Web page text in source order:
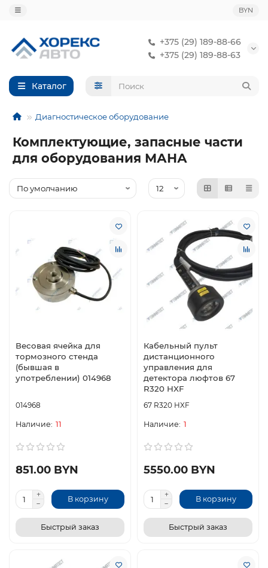
BYN
+375 (29) 189-88-66
+375 (29) 189-88-63
Каталог
Диагностическое оборудование
Комплектующие, запасные части
для оборудования МАНА
Весовая ячейка для
тормозного стенда
(бывшая в
употреблении) 014968
014968
11
851.00 BYN
В корзину
Быстрый заказ
Кабельный пульт
дистанционного
управления для
детектора люфтов 67
R320 HXF
67 R320 HXF
1
5550.00 BYN
В корзину
Быстрый заказ